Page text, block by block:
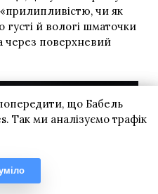
що Бабель
Так ми аналізуємо трафік